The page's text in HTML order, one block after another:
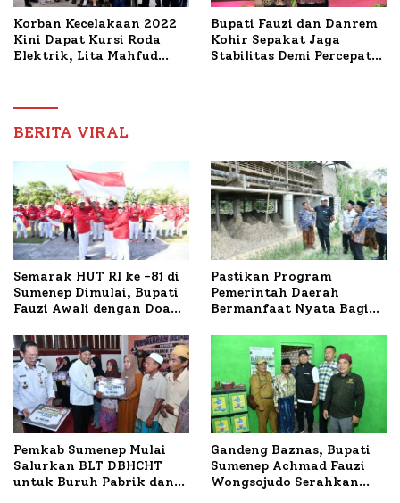
Korban Kecelakaan 2022
Kini Dapat Kursi Roda
Elektrik, Lita Mahfud
Nabil
Bupati Fauzi dan Danrem
Kohir Sepakat Jaga
Stabilitas Demi Percepat
BERITA VIRAL
Semarak HUT RI ke -81 di
Sumenep Dimulai, Bupati
Fauzi Awali dengan Doa
Terbakar
Pastikan Program
Pemerintah Daerah
Bermanfaat Nyata Bagi
Sumenep Tinjau Langsung
Budidaya Lele dan Ayam
Petelur di Desa Bataal
Timur
Pemkab Sumenep Mulai
Salurkan BLT DBHCHT
untuk Buruh Pabrik dan
Gandeng Baznas, Bupati
Sumenep Achmad Fauzi
Wongsojudo Serahkan